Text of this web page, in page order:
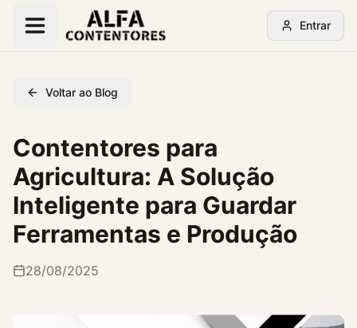
Entrar
Voltar ao Blog
Contentores para
Agricultura: A Solução
Inteligente para Guardar
Ferramentas e Produção
28/08/2025